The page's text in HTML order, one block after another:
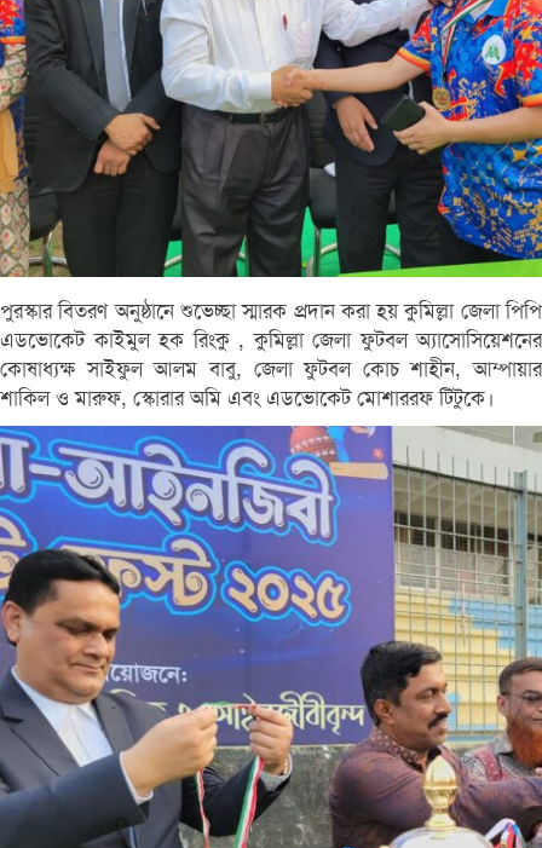
পুরস্কার বিতরণ অনুষ্ঠানে শুভেচ্ছা স্মারক প্রদান করা হয় কুমিল্লা জেলা পিপি
এডভোকেট কাইমুল হক রিংকু , কুমিল্লা জেলা ফুটবল অ্যাসোসিয়েশনের
কোষাধ্যক্ষ সাইফুল আলম বাবু, জেলা ফুটবল কোচ শাহীন, আম্পায়ার
শাকিল ও মারুফ, স্কোরার অমি এবং এডভোকেট মোশাররফ টিটুকে।